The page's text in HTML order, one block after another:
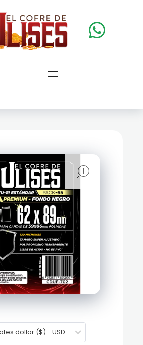
TIENDA
dollar ($) - USD